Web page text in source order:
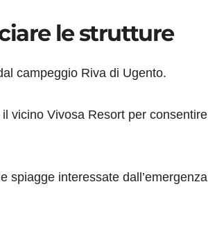
le strutture
campeggio Riva di Ugento.
vicino Vivosa Resort per consentire
spiagge interessate dall’emergenza